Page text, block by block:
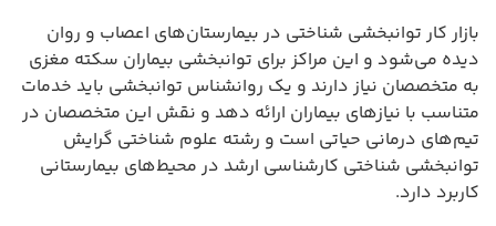
بازار کار توانبخشی شناختی در بیمارستان‌های اعصاب و روان
دیده می‌شود و این مراکز برای توانبخشی بیماران سکته مغزی
به متخصصان نیاز دارند و یک روانشناس توانبخشی باید خدمات
متناسب با نیازهای بیماران ارائه دهد و نقش این متخصصان در
تیم‌های درمانی حیاتی است و رشته علوم شناختی گرایش
توانبخشی شناختی کارشناسی ارشد در محیط‌های بیمارستانی
کاربرد دارد.